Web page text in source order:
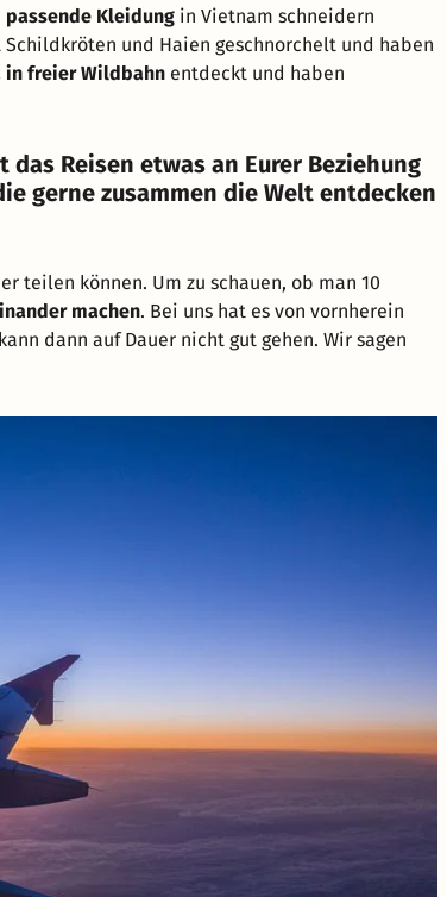
passende Kleidung in Vietnam schneidern
und Haien geschnorchelt und haben
in freier Wildbahn entdeckt und haben
Reisen etwas an Eurer Beziehung
gerne zusammen die Welt entdecken
teilen können. Um zu schauen, ob man 10
machen. Bei uns hat es von vornherein
dann auf Dauer nicht gut gehen. Wir sagen